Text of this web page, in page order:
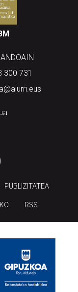
300 731
PUBLIZITATEA
RSS